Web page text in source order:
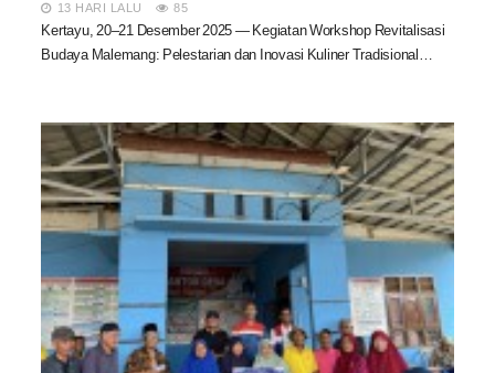
13 HARI LALU 85
Kertayu, 20–21 Desember 2025 — Kegiatan Workshop Revitalisasi
Budaya Malemang: Pelestarian dan Inovasi Kuliner Tradisional…